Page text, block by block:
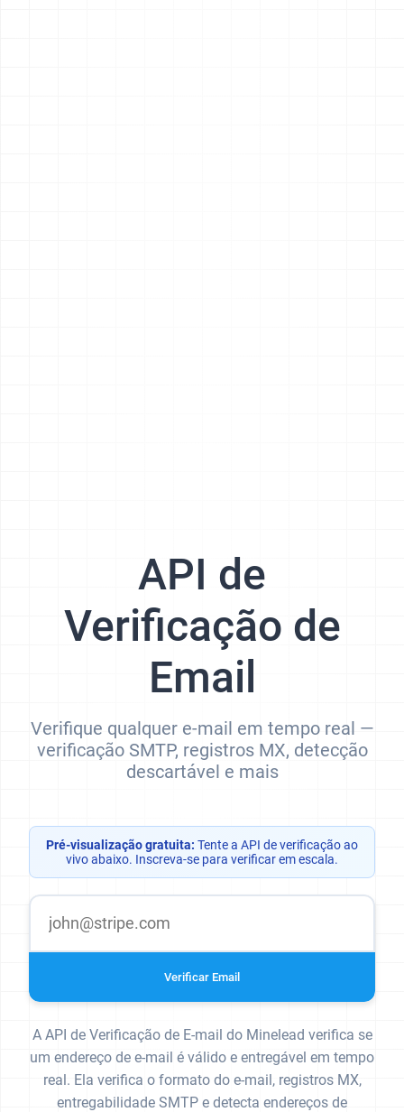
API de
Verificação de
Email
Verifique qualquer e-mail em tempo real —
verificação SMTP, registros MX, detecção
descartável e mais
Pré-visualização gratuita: Tente a API de verificação ao
vivo abaixo. Inscreva-se para verificar em escala.
Verificar Email
A API de Verificação de E-mail do Minelead verifica se
um endereço de e-mail é válido e entregável em tempo
real. Ela verifica o formato do e-mail, registros MX,
entregabilidade SMTP e detecta endereços de